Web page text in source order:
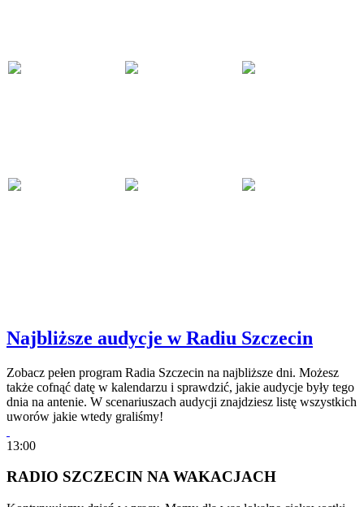
Najbliższe audycje w Radiu Szczecin
Zobacz pełen program Radia Szczecin na najbliższe dni. Możesz
także cofnąć datę w kalendarzu i sprawdzić, jakie audycje były tego
dnia na antenie. W scenariuszach audycji znajdziesz listę wszystkich
uworów jakie wtedy graliśmy!
13:00
RADIO SZCZECIN NA WAKACJACH